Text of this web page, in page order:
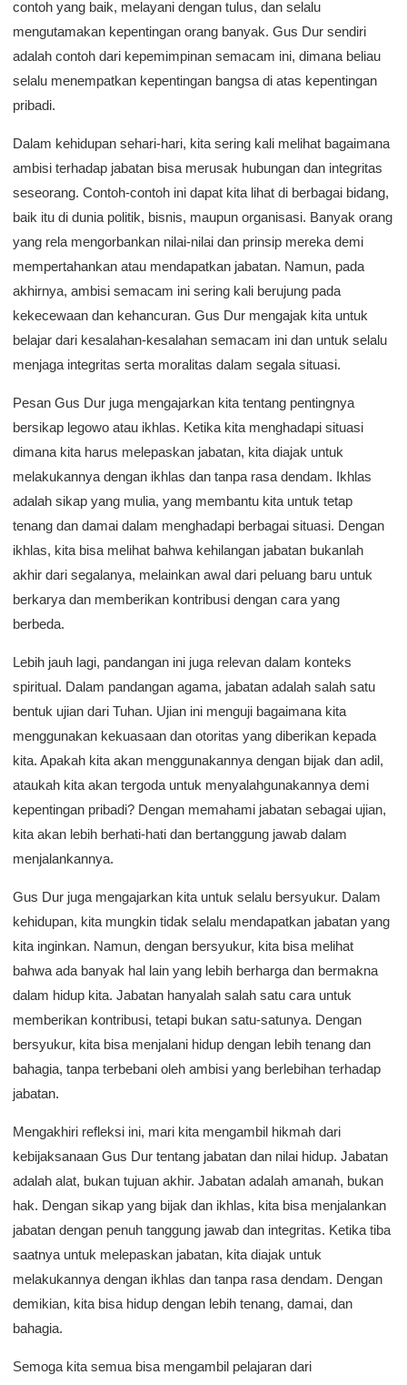
contoh yang baik, melayani dengan tulus, dan selalu
mengutamakan kepentingan orang banyak. Gus Dur sendiri
adalah contoh dari kepemimpinan semacam ini, dimana beliau
selalu menempatkan kepentingan bangsa di atas kepentingan
pribadi.
Dalam kehidupan sehari-hari, kita sering kali melihat bagaimana
ambisi terhadap jabatan bisa merusak hubungan dan integritas
seseorang. Contoh-contoh ini dapat kita lihat di berbagai bidang,
baik itu di dunia politik, bisnis, maupun organisasi. Banyak orang
yang rela mengorbankan nilai-nilai dan prinsip mereka demi
mempertahankan atau mendapatkan jabatan. Namun, pada
akhirnya, ambisi semacam ini sering kali berujung pada
kekecewaan dan kehancuran. Gus Dur mengajak kita untuk
belajar dari kesalahan-kesalahan semacam ini dan untuk selalu
menjaga integritas serta moralitas dalam segala situasi.
Pesan Gus Dur juga mengajarkan kita tentang pentingnya
bersikap legowo atau ikhlas. Ketika kita menghadapi situasi
dimana kita harus melepaskan jabatan, kita diajak untuk
melakukannya dengan ikhlas dan tanpa rasa dendam. Ikhlas
adalah sikap yang mulia, yang membantu kita untuk tetap
tenang dan damai dalam menghadapi berbagai situasi. Dengan
ikhlas, kita bisa melihat bahwa kehilangan jabatan bukanlah
akhir dari segalanya, melainkan awal dari peluang baru untuk
berkarya dan memberikan kontribusi dengan cara yang
berbeda.
Lebih jauh lagi, pandangan ini juga relevan dalam konteks
spiritual. Dalam pandangan agama, jabatan adalah salah satu
bentuk ujian dari Tuhan. Ujian ini menguji bagaimana kita
menggunakan kekuasaan dan otoritas yang diberikan kepada
kita. Apakah kita akan menggunakannya dengan bijak dan adil,
ataukah kita akan tergoda untuk menyalahgunakannya demi
kepentingan pribadi? Dengan memahami jabatan sebagai ujian,
kita akan lebih berhati-hati dan bertanggung jawab dalam
menjalankannya.
Gus Dur juga mengajarkan kita untuk selalu bersyukur. Dalam
kehidupan, kita mungkin tidak selalu mendapatkan jabatan yang
kita inginkan. Namun, dengan bersyukur, kita bisa melihat
bahwa ada banyak hal lain yang lebih berharga dan bermakna
dalam hidup kita. Jabatan hanyalah salah satu cara untuk
memberikan kontribusi, tetapi bukan satu-satunya. Dengan
bersyukur, kita bisa menjalani hidup dengan lebih tenang dan
bahagia, tanpa terbebani oleh ambisi yang berlebihan terhadap
jabatan.
Mengakhiri refleksi ini, mari kita mengambil hikmah dari
kebijaksanaan Gus Dur tentang jabatan dan nilai hidup. Jabatan
adalah alat, bukan tujuan akhir. Jabatan adalah amanah, bukan
hak. Dengan sikap yang bijak dan ikhlas, kita bisa menjalankan
jabatan dengan penuh tanggung jawab dan integritas. Ketika tiba
saatnya untuk melepaskan jabatan, kita diajak untuk
melakukannya dengan ikhlas dan tanpa rasa dendam. Dengan
demikian, kita bisa hidup dengan lebih tenang, damai, dan
bahagia.
Semoga kita semua bisa mengambil pelajaran dari